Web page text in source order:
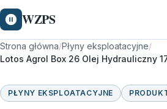
WZPS
Strona główna/Płyny eksploatacyjne/
Lotos Agrol Box 26 Olej Hydrauliczny
PŁYNY EKSPLOATACYJNE